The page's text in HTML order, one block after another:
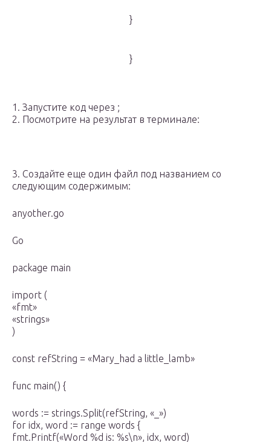
}
}
1. Запустите код через ;
2. Посмотрите на результат в терминале:
3. Создайте еще один файл под названием со
следующим содержимым:
anyother.go
Go
package main
import (
«fmt»
«strings»
)
const refString = «Mary_had a little_lamb»
func main() {
words := strings.Split(refString, «_»)
for idx, word := range words {
fmt.Printf(«Word %d is: %s\n», idx, word)